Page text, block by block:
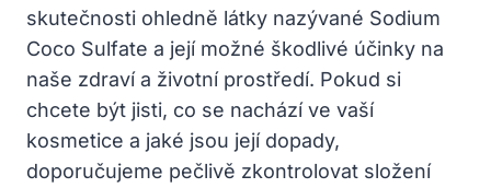
skutečnosti ohledně látky nazývané Sodium
Coco Sulfate a její možné škodlivé účinky na
naše zdraví a životní prostředí. Pokud si
chcete být jisti, co se nachází ve vaší
kosmetice a jaké jsou její dopady,
doporučujeme pečlivě zkontrolovat složení